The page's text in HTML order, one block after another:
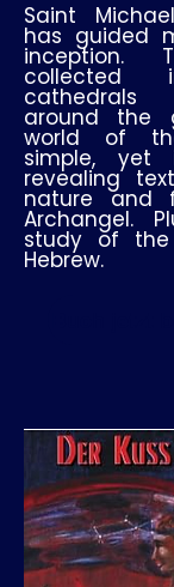
Saint
has guided
inception.
collected
cathedrals
around the
world of
simple, yet
revealing
nature and
Archangel.
study of the
Hebrew.